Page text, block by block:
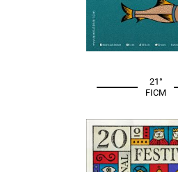
21°
FICM